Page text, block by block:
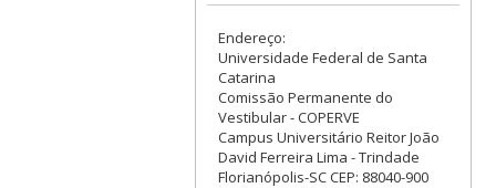
Endereço:
Universidade Federal de Santa
Catarina
Comissão Permanente do
Vestibular - COPERVE
Campus Universitário Reitor João
David Ferreira Lima - Trindade
Florianópolis-SC CEP: 88040-900